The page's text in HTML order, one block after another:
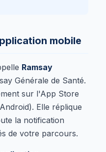
mobile
Ramsay
Générale de Santé.
sur l'App Store
Elle réplique
la notification
de votre parcours.